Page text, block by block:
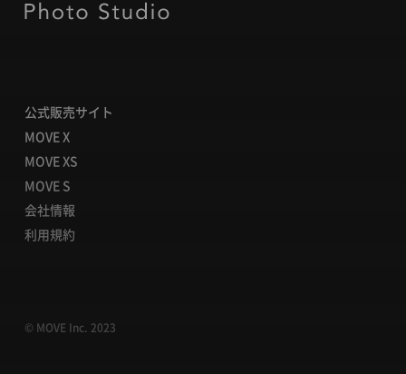
公式販売サイト
MOVE X
MOVE XS
MOVE S
会社情報
利用規約
© MOVE Inc. 2023